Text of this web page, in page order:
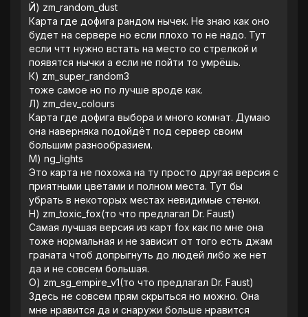
‎Й) zm_random_dust
‎Карта где дофига рандом нычек. Не знаю как оно
будет на сервере но если плохо то не надо. Тут
если чтт нужно встать на место со стрелкой и
появятся нычки а если не пойти то умрëшь.
‎К) zm_super_random3
‎тоже самое но по лучше вроде как.
‎Л) zm_dev_colours
‎Карта где дофига выбора и много комнат. Думаю
она наверняка подойдëт под сервер своим
большим разнообразием.
‎М) ng_lights
‎Это карта не похожа на ту просто другая версия с
приятными цветами и полном места. Тут бы
убрать в некоторых местах невидимые стенки.
‎Н) zm_toxic_fox(то что предлагал Dr. Faust)
‎Самая лучшая версия из карт fox как по мне она
тоже нормальная и не зависит от того есть джам
граната чтоб допрыгнуть до людей либо же нет
да и не совсем большая.
‎О) zm_sg_empire_v1(то что предлагал Dr. Faust)
‎‎Здесь не совсем прям скрыться но можно. Она
мне нравится да и снаружи больше нравится